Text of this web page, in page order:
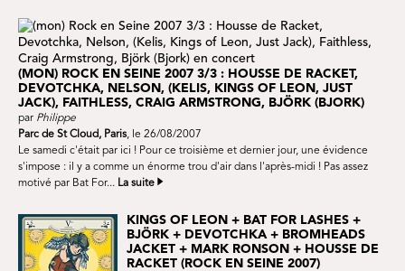
(MON) ROCK EN SEINE 2007 3/3 : HOUSSE DE RACKET,
DEVOTCHKA, NELSON, (KELIS, KINGS OF LEON, JUST
JACK), FAITHLESS, CRAIG ARMSTRONG, BJÖRK (BJORK)
par Philippe
Parc de St Cloud, Paris, le 26/08/2007
Le samedi c'était par ici ! Pour ce troisième et dernier jour, une évidence
s'impose : il y a comme un énorme trou d'air dans l'après-midi ! Pas assez
motivé par Bat For... La suite
KINGS OF LEON + BAT FOR LASHES +
BJÖRK + DEVOTCHKA + BROMHEADS
JACKET + MARK RONSON + HOUSSE DE
RACKET (ROCK EN SEINE 2007)